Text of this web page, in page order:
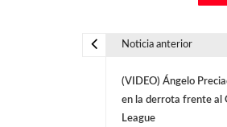
Noticia anterior
(VIDEO) Ángelo
en la derrota frente al
League